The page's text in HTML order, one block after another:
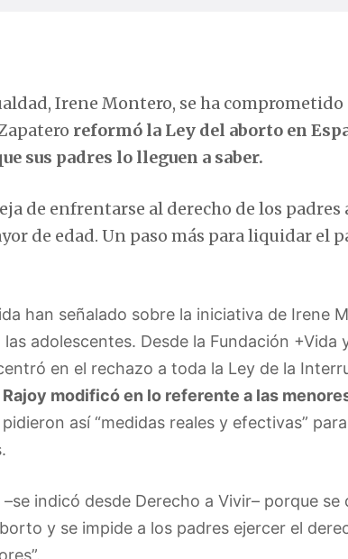
Irene Montero, se ha
reformó la Ley del aborto en
sus padres lo lleguen a saber.
de enfrentarse al derecho de los padres
de edad. Un paso más para liquidar el
han señalado sobre la iniciativa de Irene
adolescentes. Desde la Fundación +Vida
en el rechazo a toda la Ley de la
modificó en lo referente a las
así “medidas reales y efectivas”
indicó desde Derecho a Vivir– porque
y se impide a los padres ejercer el